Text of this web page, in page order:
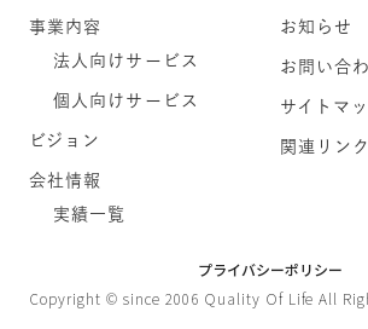
プライバシーポリシー
Copyright © since 2006 Quality Of Life All
事業内容
法人向けサービス
個人向けサービス
ビジョン
会社情報
実績一覧
お知らせ
お問い合
サイトマ
関連リンク